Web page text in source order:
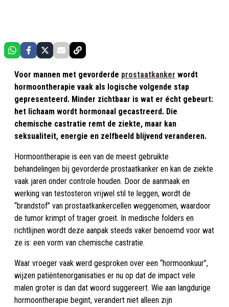
Voor mannen met gevorderde prostaatkanker wordt
hormoontherapie vaak als logische volgende stap
gepresenteerd. Minder zichtbaar is wat er écht gebeurt:
het lichaam wordt hormonaal gecastreerd. Die
chemische castratie remt de ziekte, maar kan
seksualiteit, energie en zelfbeeld blijvend veranderen.
Hormoontherapie is een van de meest gebruikte
behandelingen bij gevorderde prostaatkanker en kan de ziekte
vaak jaren onder controle houden. Door de aanmaak en
werking van testosteron vrijwel stil te leggen, wordt de
“brandstof” van prostaatkankercellen weggenomen, waardoor
de tumor krimpt of trager groeit. In medische folders en
richtlijnen wordt deze aanpak steeds vaker benoemd voor wat
ze is: een vorm van chemische castratie.
Waar vroeger vaak werd gesproken over een “hormoonkuur”,
wijzen patiëntenorganisaties er nu op dat de impact vele
malen groter is dan dat woord suggereert. Wie aan langdurige
hormoontherapie begint, verandert niet alleen zijn